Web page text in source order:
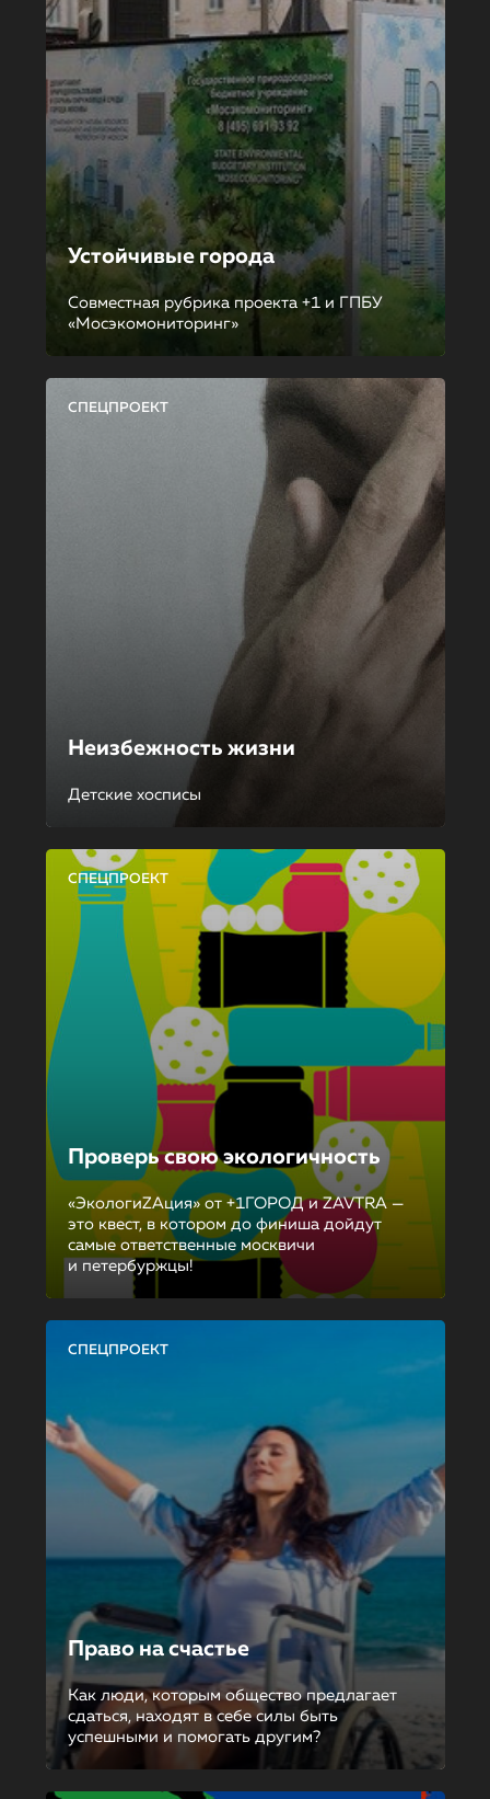
Устойчивые города
Совместная рубрика проекта +1 и ГПБУ
«Мосэкомониторинг»
СПЕЦПРОЕКТ
Неизбежность жизни
Детские хосписы
СПЕЦПРОЕКТ
Проверь свою экологичность
«ЭкологиZAция» от +1ГОРОД и ZAVTRA —
это квест, в котором до финиша дойдут
самые ответственные москвичи
и петербуржцы!
СПЕЦПРОЕКТ
Право на счастье
Как люди, которым общество предлагает
сдаться, находят в себе силы быть
успешными и помогать другим?